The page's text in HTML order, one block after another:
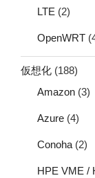
LTE (2)
OpenWRT
仮想化 (188)
Amazon (3)
Azure (4)
Conoha (2)
HPE VME /